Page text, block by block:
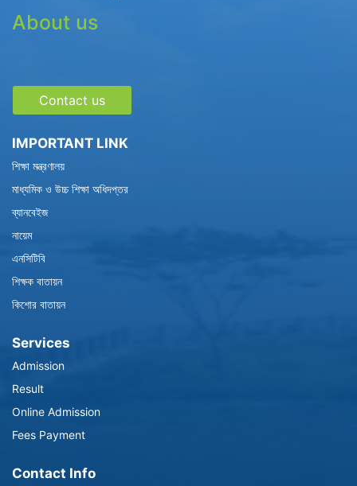
About us
Contact us
IMPORTANT LINK
শিক্ষা মন্ত্রণালয়
মাধ্যমিক ও উচ্চ শিক্ষা অধিদপ্তর
ব্যানবেইজ
নায়েম
এনসিটিবি
শিক্ষক বাতায়ন
কিশোর বাতায়ন
Services
Admission
Result
Online Admission
Fees Payment
Contact Info